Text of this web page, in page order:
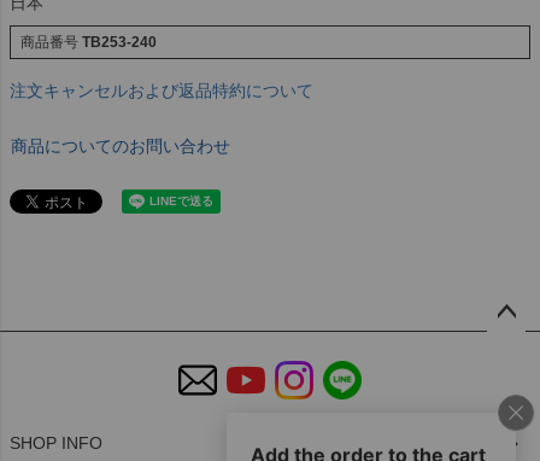
商品番号 TB253-240
注文キャンセルおよび返品特約について
商品についてのお問い合わせ
ップ
へ
SHOP INFO